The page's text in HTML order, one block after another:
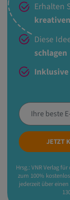
Erhalten
Diese
schlagen
JETZT
Hrsg.: VNR Verlag
zum 100%
jederzeit über